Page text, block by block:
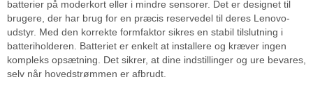
batterier på moderkort eller i mindre sensorer. Det er designet til
brugere, der har brug for en præcis reservedel til deres Lenovo-
udstyr. Med den korrekte formfaktor sikres en stabil tilslutning i
batteriholderen. Batteriet er enkelt at installere og kræver ingen
kompleks opsætning. Det sikrer, at dine indstillinger og ure bevares,
selv når hovedstrømmen er afbrudt.